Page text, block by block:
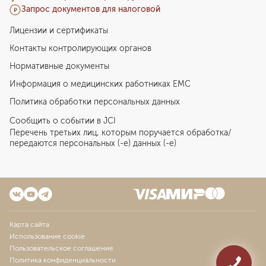
Запрос документов для налоговой
Лицензии и сертификаты
Контакты контролирующих органов
Нормативные документы
Информация о медицинских работниках EMC
Политика обработки персональных данных
Сообщить о событии в JCI
Перечень третьих лиц, которым поручается обработка/
передаются персональных (-е) данных (-е)
Карта сайта
Использование cookie
Пользовательское соглашение
Политика конфиденциальности